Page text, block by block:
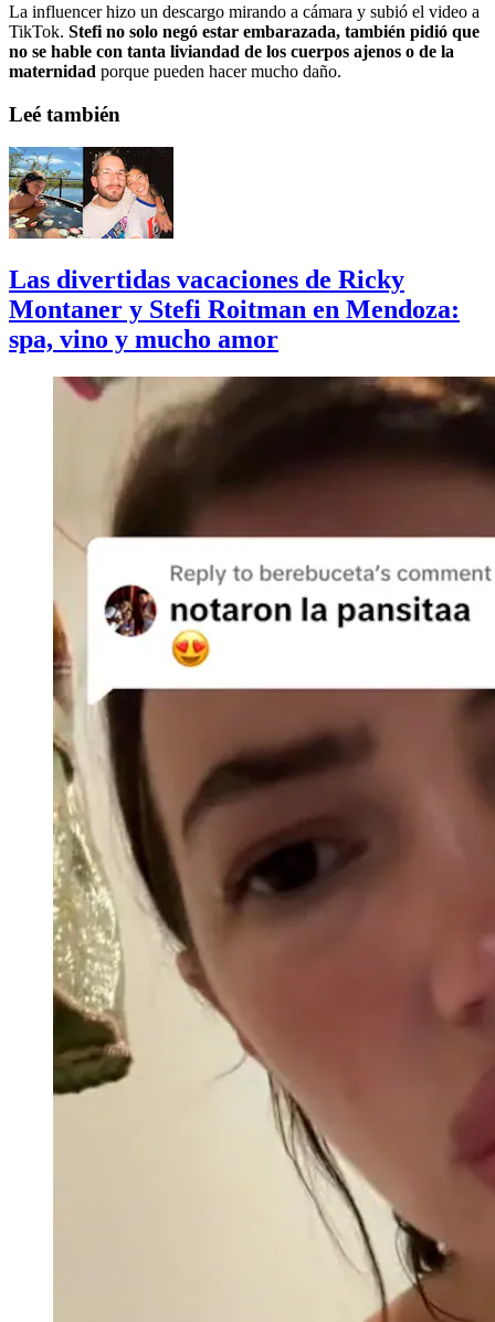
La influencer hizo un descargo mirando a cámara y subió el video a
TikTok. Stefi no solo negó estar embarazada, también pidió que
no se hable con tanta liviandad de los cuerpos ajenos o de la
maternidad porque pueden hacer mucho daño.
Leé también
Las divertidas vacaciones de Ricky
Montaner y Stefi Roitman en Mendoza:
spa, vino y mucho amor